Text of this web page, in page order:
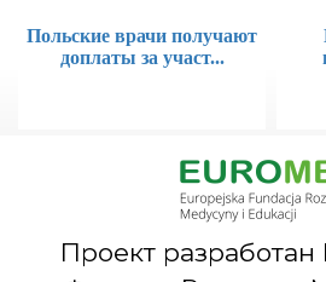
Польские врачи получают
доплаты за участ...
Проект